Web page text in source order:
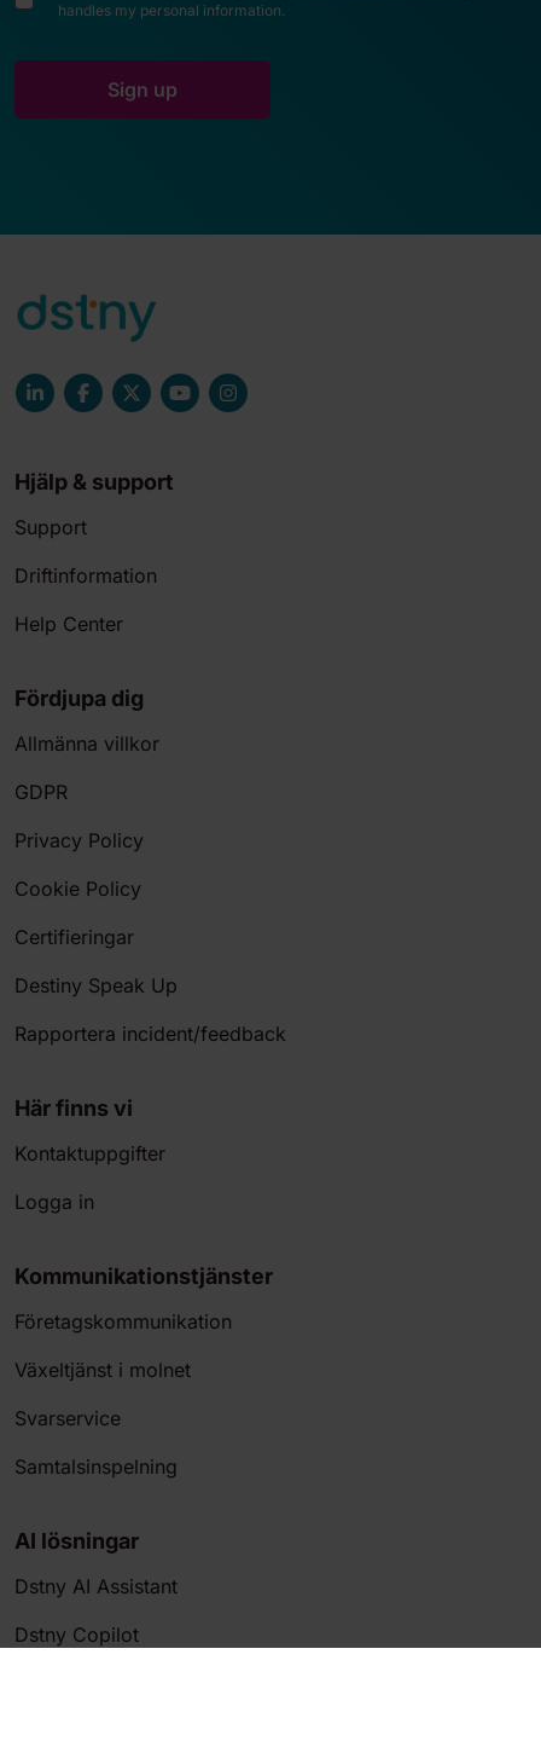
handles my personal information.
Hjälp & support
Support
Driftinformation
Help Center
Fördjupa dig
Allmänna villkor
GDPR
Privacy Policy
Cookie Policy
Certifieringar
Destiny Speak Up
Rapportera incident/feedback
Här finns vi
Kontaktuppgifter
Logga in
Kommunikationstjänster
Företagskommunikation
Växeltjänst i molnet
Svarservice
Samtalsinspelning
AI lösningar
Dstny AI Assistant
Dstny Copilot